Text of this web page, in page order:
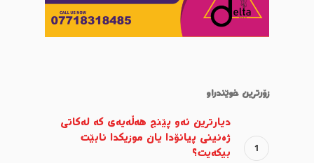
زۆرترین خوێندراو
دیارترین ئەو پێنج هەڵەیەی کە لەکاتی
ژەنینی پیانۆدا یان موزیکدا نابێت
بیکەیت؟